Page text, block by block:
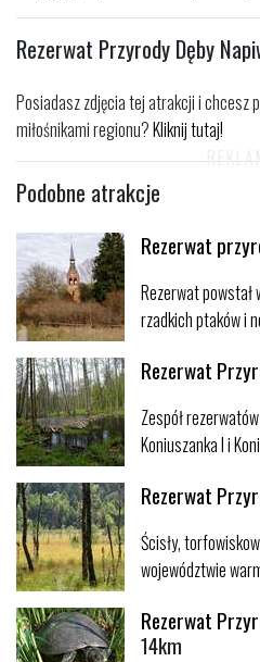
Rezerwat Przyrody Dęby
Posiadasz zdjęcia tej atrakcji i chcesz
miłośnikami regionu?Kliknij tutaj!
Podobne atrakcje
Rezerwat
Rezerwat powstał
rzadkich ptaków i
Rezerwat
Zespół
Koniuszanka I i
Rezerwat
Ścisły,
województwie
Rezerwat
14km